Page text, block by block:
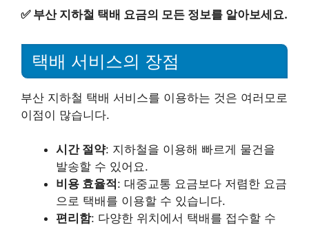
✅ 부산 지하철 택배 요금의 모든 정보를 알아보세요.
택배 서비스의 장점
부산 지하철 택배 서비스를 이용하는 것은 여러모로
이점이 많습니다.
시간 절약: 지하철을 이용해 빠르게 물건을
발송할 수 있어요.
비용 효율적 : 대중교통 요금보다 저렴한 요금
으로 택배를 이용할 수 있습니다.
편리함: 다양한 위치에서 택배를 접수할 수